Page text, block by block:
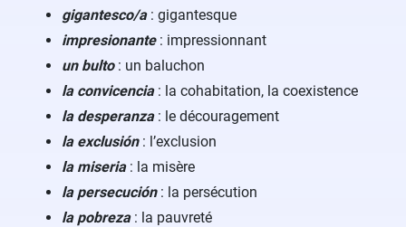
gigantesco/a: gigantesque
impresionante: impressionnant
un bulto : un baluchon
la convicencia : la cohabitation, la coexistence
la desperanza : le découragement
la exclusión : l’exclusion
la miseria : la misère
la persecución: la persécution
la pobreza: la pauvreté